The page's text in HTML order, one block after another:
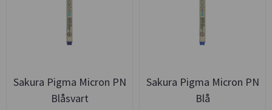
Sakura Pigma Micron PN
Blåsvart
Sakura Pigma Micron PN
Blå